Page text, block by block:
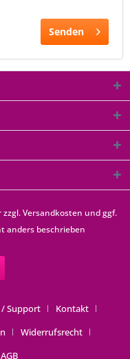
Senden
zzgl.Versandkosten und ggf.
anders beschrieben
Support
Kontakt
Widerrufsrecht
AGB